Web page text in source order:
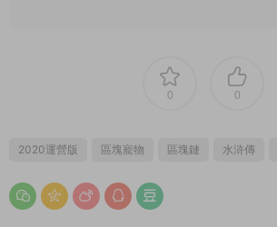
0 0
2020運營版 區塊寵物 區塊鏈 水浒傳